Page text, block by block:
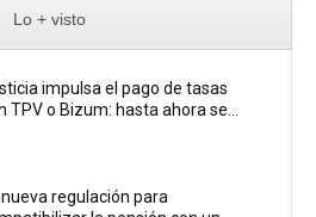
Lo + visto
impulsa el pago de tasas
TPV o Bizum: hasta ahora se...
nueva regulación para